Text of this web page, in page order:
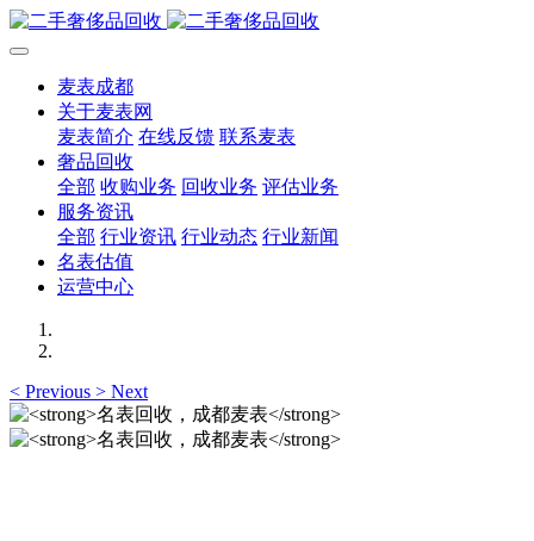
麦表成都
关于麦表网
麦表简介 在线反馈 联系麦表
奢品回收
全部 收购业务 回收业务 评估业务
服务资讯
全部 行业资讯 行业动态 行业新闻
名表估值
运营中心
< Previous > Next